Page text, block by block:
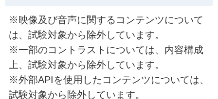
※映像及び音声に関するコンテンツについて
は、試験対象から除外しています。
※一部のコントラストについては、内容構成
上、試験対象から除外しています。
※外部APIを使用したコンテンツについては、
試験対象から除外しています。